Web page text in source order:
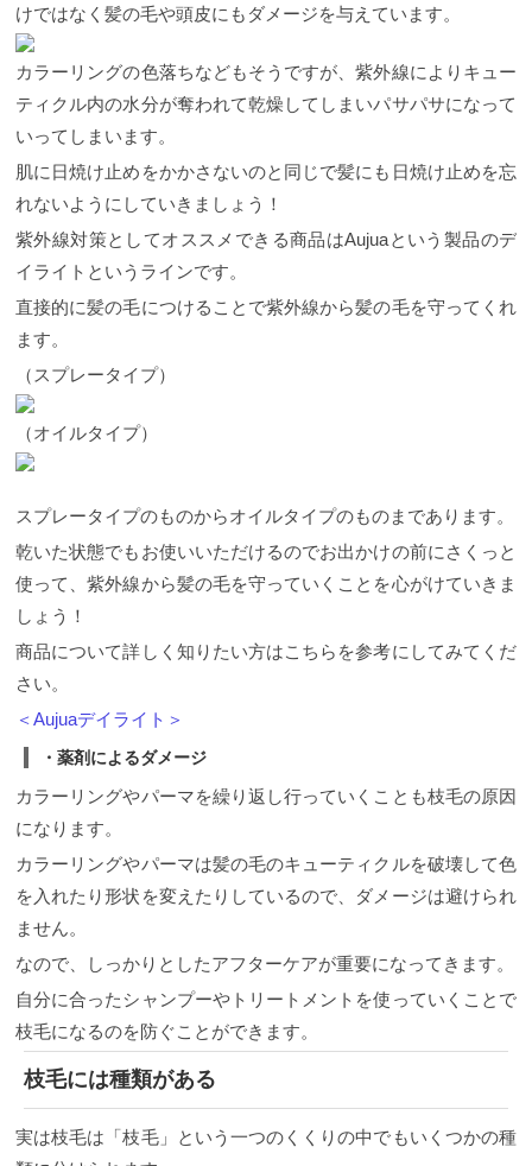
けではなく髪の毛や頭皮にもダメージを与えています。
カラーリングの色落ちなどもそうですが、紫外線によりキュー
ティクル内の水分が奪われて乾燥してしまいパサパサになって
いってしまいます。
肌に日焼け止めをかかさないのと同じで髪にも日焼け止めを忘
れないようにしていきましょう！
紫外線対策としてオススメできる商品はAujuaという製品のデ
イライトというラインです。
直接的に髪の毛につけることで紫外線から髪の毛を守ってくれ
ます。
（スプレータイプ）
（オイルタイプ）
スプレータイプのものからオイルタイプのものまであります。
乾いた状態でもお使いいただけるのでお出かけの前にさくっと
使って、紫外線から髪の毛を守っていくことを心がけていきま
しょう！
商品について詳しく知りたい方はこちらを参考にしてみてくだ
さい。
＜Aujuaデイライト＞
・薬剤によるダメージ
カラーリングやパーマを繰り返し行っていくことも枝毛の原因
になります。
カラーリングやパーマは髪の毛のキューティクルを破壊して色
を入れたり形状を変えたりしているので、ダメージは避けられ
ません。
なので、しっかりとしたアフターケアが重要になってきます。
自分に合ったシャンプーやトリートメントを使っていくことで
枝毛になるのを防ぐことができます。
枝毛には種類がある
実は枝毛は「枝毛」という一つのくくりの中でもいくつかの種